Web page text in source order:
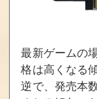
買取価格
39,200
最新ゲームの
格は高くなる
逆で、発売本